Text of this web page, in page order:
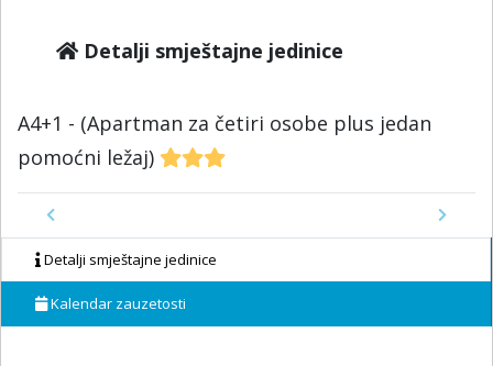
Detalji smještajne jedinice
A4+1 - (Apartman za četiri osobe plus jedan
pomoćni ležaj)
Previous
Next
Detalji smještajne jedinice
Kalendar zauzetosti